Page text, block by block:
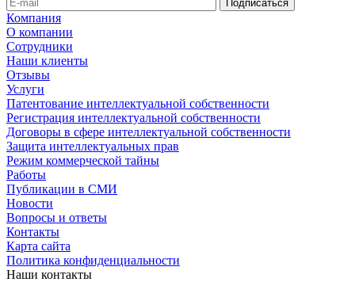
Компания
О компании
Сотрудники
Наши клиенты
Отзывы
Услуги
Патентование интеллектуальной собственности
Регистрация интеллектуальной собственности
Договоры в сфере интеллектуальной собственности
Защита интеллектуальных прав
Режим коммерческой тайны
Работы
Публикации в СМИ
Новости
Вопросы и ответы
Контакты
Карта сайта
Политика конфиденциальности
Наши контакты